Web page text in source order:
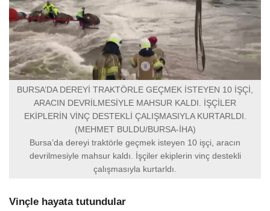
BURSA’DA DEREYİ TRAKTÖRLE GEÇMEK İSTEYEN 10 İŞÇİ,
ARACIN DEVRİLMESİYLE MAHSUR KALDI. İŞÇİLER
EKİPLERİN VİNÇ DESTEKLİ ÇALIŞMASIYLA KURTARLDI.
(MEHMET BULDU/BURSA-İHA)
Bursa’da dereyi traktörle geçmek isteyen 10 işçi, aracın
devrilmesiyle mahsur kaldı. İşçiler ekiplerin vinç destekli
çalışmasıyla kurtarldı.
Vinçle hayata tutundular